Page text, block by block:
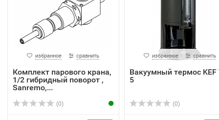
избранное сравнить
Комплект парового крана,
1/2 гибридный поворот ,
Sanremo,...
(0)
избранное сравнить
Вакуумный термос KEF
5
(0)